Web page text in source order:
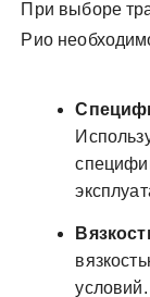
При выборе
Рио
условий.